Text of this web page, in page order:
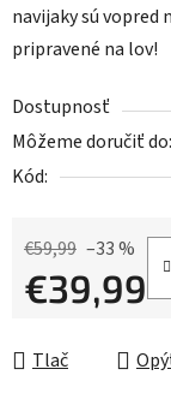
navijaky sú vopred
pripravené na lov!
Dostupnosť
Môžeme doručiť do:
Kód:
€59,99 –33 %
€39,99
Tlač